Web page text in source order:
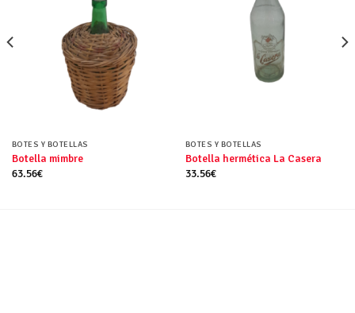
BOTES Y BOTELLAS
Botella mimbre
63.56€
BOTES Y BOTELLAS
Botella hermética La Casera
33.56€